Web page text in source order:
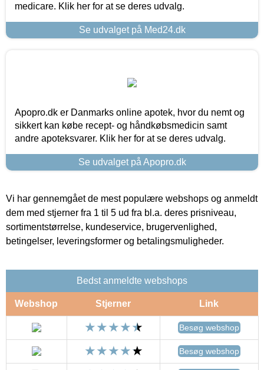
medicare. Klik her for at se deres udvalg.
Se udvalget på Med24.dk
Apopro.dk er Danmarks online apotek, hvor du nemt og
sikkert kan købe recept- og håndkøbsmedicin samt
andre apoteksvarer. Klik her for at se deres udvalg.
Se udvalget på Apopro.dk
Vi har gennemgået de mest populære webshops og anmeldt
dem med stjerner fra 1 til 5 ud fra bl.a. deres prisniveau,
sortimentstørrelse, kundeservice, brugervenlighed,
betingelser, leveringsformer og betalingsmuligheder.
Bedst anmeldte webshops
Webshop Stjerner Link
Besøg webshop
Besøg webshop